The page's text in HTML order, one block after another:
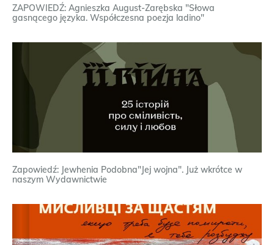
ZAPOWIEDŹ: Agnieszka August-Zarębska "Słowa
gasnącego języka. Współczesna poezja ladino"
Zapowiedź: Jewhenia Podobna"Jej wojna". Już wkrótce w
naszym Wydawnictwie